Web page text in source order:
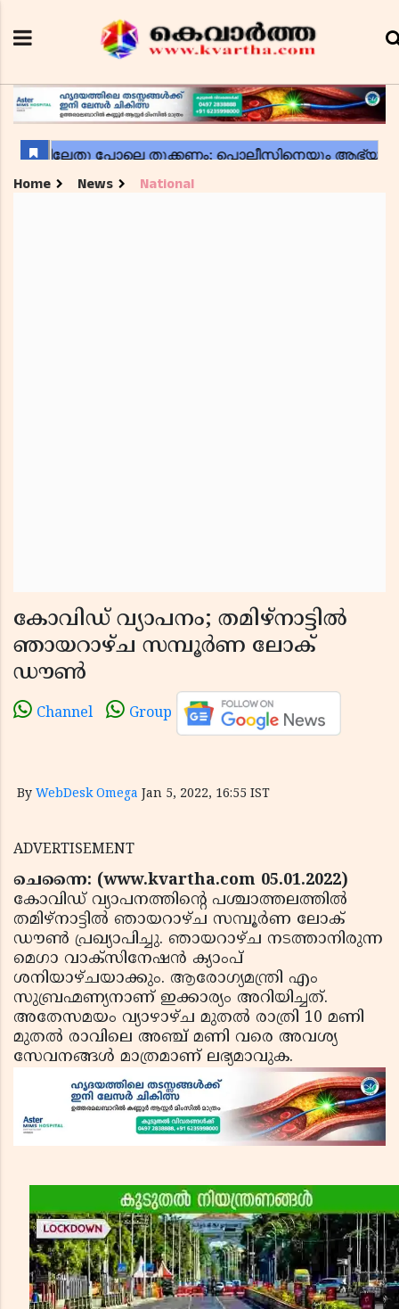
Home News National
കോവിഡ് വ്യാപനം; തമിഴ്‌നാട്ടില്‍
ഞായറാഴ്ച സമ്പൂര്‍ണ ലോക്
ഡൗണ്‍
Channel Group
By WebDesk Omega Jan 5, 2022, 16:55 IST
ADVERTISEMENT
ചെന്നൈ: (www.kvartha.com 05.01.2022)
കോവിഡ് വ്യാപനത്തിന്റെ പശ്ചാത്തലത്തില്‍
തമിഴ്‌നാട്ടില്‍ ഞായറാഴ്ച സമ്പൂര്‍ണ ലോക്
ഡൗണ്‍ പ്രഖ്യാപിച്ചു. ഞായറാഴ്ച നടത്താനിരുന്ന
മെഗാ വാക്‌സിനേഷന്‍ ക്യാംപ്
ശനിയാഴ്ചയാക്കും. ആരോഗ്യമന്ത്രി എം
സുബ്രഹ്മണ്യനാണ് ഇക്കാര്യം അറിയിച്ചത്.
അതേസമയം വ്യാഴാഴ്ച മുതല്‍ രാത്രി 10 മണി
മുതല്‍ രാവിലെ അഞ്ച് മണി വരെ അവശ്യ
സേവനങ്ങള്‍ മാത്രമാണ് ലഭ്യമാവുക.